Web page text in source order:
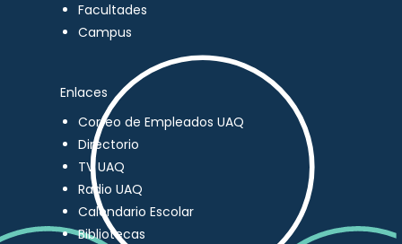
Facultades
Campus
Enlaces
Correo de Empleados UAQ
Directorio
TV UAQ
Radio UAQ
Calendario Escolar
Bibliotecas